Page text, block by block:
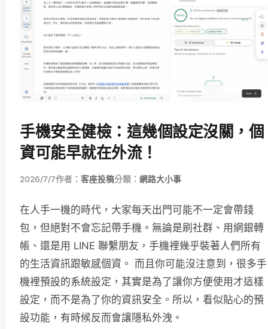
手機安全健檢：這幾個設定沒關，個
資可能早就在外流！
2026/7/7作者： 客座投稿分類： 網路大小事
在人手一機的時代，大家每天出門可能不一定會帶錢
包，但絕對不會忘記帶手機。無論是刷社群、用網銀轉
帳、還是用 LINE 聯繫朋友，手機裡幾乎裝著人們所有
的生活資訊跟敏感個資。 而且你可能沒注意到，很多手
機裡預設的系統設定，其實是為了讓你方便使用才這樣
設定，而不是為了你的資訊安全。所以，看似貼心的預
設功能，有時候反而會讓隱私外洩。